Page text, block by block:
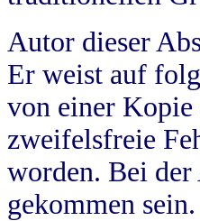
Autor dieser
Er weist auf
von einer
zweifelsfreie
worden. Bei der
gekommen